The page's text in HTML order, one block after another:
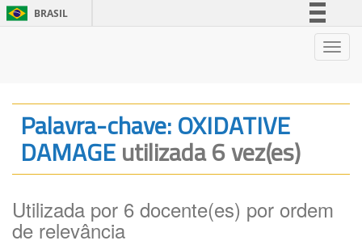
BRASIL
Legislação
Canais
Palavra-chave: OXIDATIVE
DAMAGEutilizada 6 vez(es)
Utilizada por 6 docente(es) por ordem
de relevância